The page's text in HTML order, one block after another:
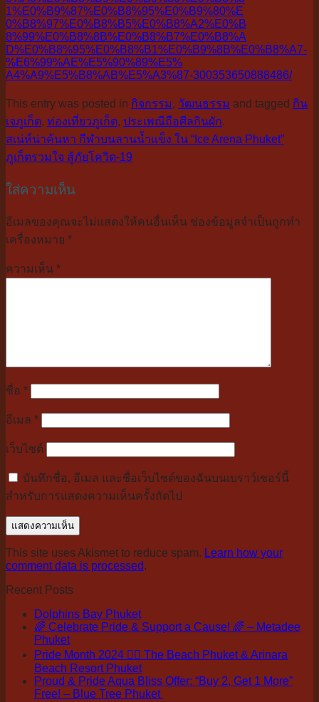
1%E0%B9%87%E0%B8%95%E0%B9%80%E
0%B8%97%E0%B8%B5%E0%B8%A2%E0%B
8%99%E0%B8%8B%E0%B8%B7%E0%B8%A
D%E0%B8%95%E0%B8%B1%E0%B9%8B%E0%B8%A7-
%E6%99%AE%E5%90%89%E5%
A4%A9%E5%B8%AB%E5%A3%87-300353650888486/
This entry was posted in กิจกรรม, วัฒนธรรม and tagged กิน
เจภูเก็ต, ท่องเที่ยวภูเก็ต, ประเพณีถือศีลกินผัก.
สเน่ห์น่าค้นหา กีฬาบนลานน้ำแข็ง ใน “Ice Arena Phuket”
ภูเก็ตรวมใจ สู้ภัยโควิด-19
ใส่ความเห็น
อีเมลของคุณจะไม่แสดงให้คนอื่นเห็น ช่องข้อมูลจำเป็นถูกทำ
เครื่องหมาย *
ความเห็น *
ชื่อ *
อีเมล *
เว็บไซต์
บันทึกชื่อ, อีเมล และชื่อเว็บไซต์ของฉันบนเบราว์เซอร์นี้
สำหรับการแสดงความเห็นครั้งถัดไป
This site uses Akismet to reduce spam. Learn how your
comment data is processed.
Recent Posts
Dolphins Bay Phuket
🌈 Celebrate Pride & Support a Cause! 🌈 – Metadee
Phuket
Pride Month 2024 🏳️‍🌈 The Beach Phuket & Arinara
Beach Resort Phuket
Proud & Pride Aqua Bliss Offer: “Buy 2, Get 1 More”
Free! – Blue Tree Phuket